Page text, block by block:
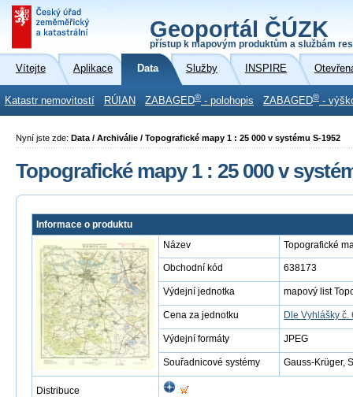
Geoportál ČÚZK
přístup k mapovým produktům a službám
Vítejte Aplikace Data Služby INSPIRE
Katastr nemovitostí RÚIAN ZABAGED® - polohopis ZABAGED® -
Nyní jste zde: Data / Archiválie / Topografické mapy 1 : 25 000 v systému S-1952
Topografické mapy 1 : 25 000 v
Informace o produktu
Název
Topografické
Obchodní kód 638173
Výdejní jednotka mapový list
Cena za jednotku Dle Vyhlášky č.
Výdejní formáty JPEG
Souřadnicové systémy Gauss-Krüger,
Distribuce